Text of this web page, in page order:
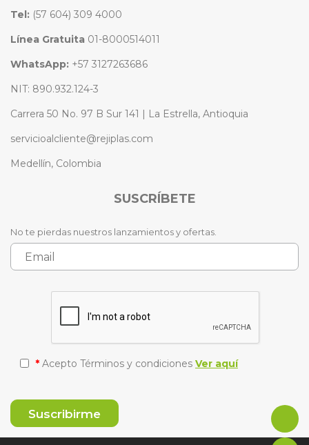
Tel: (57 604) 309 4000
Línea Gratuita 01-8000514011
WhatsApp: +57 3127263686
NIT: 890.932.124-3
Carrera 50 No. 97 B Sur 141 | La Estrella, Antioquia
servicioalcliente@rejiplas.com
Medellín, Colombia
SUSCRÍBETE
No te pierdas nuestros lanzamientos y ofertas.
* Acepto Términos y condiciones Ver aquí